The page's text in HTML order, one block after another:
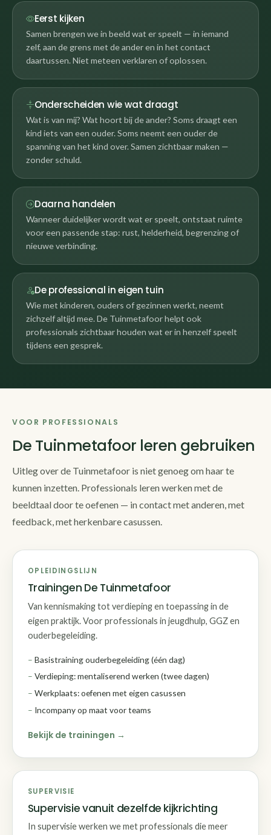
Eerst kijken
Samen brengen we in beeld wat er speelt — in iemand
zelf, aan de grens met de ander en in het contact
daartussen. Niet meteen verklaren of oplossen.
Onderscheiden wie wat draagt
Wat is van mij? Wat hoort bij de ander? Soms draagt een
kind iets van een ouder. Soms neemt een ouder de
spanning van het kind over. Samen zichtbaar maken —
zonder schuld.
Daarna handelen
Wanneer duidelijker wordt wat er speelt, ontstaat ruimte
voor een passende stap: rust, helderheid, begrenzing of
nieuwe verbinding.
De professional in eigen tuin
Wie met kinderen, ouders of gezinnen werkt, neemt
zichzelf altijd mee. De Tuinmetafoor helpt ook
professionals zichtbaar houden wat er in henzelf speelt
tijdens een gesprek.
VOOR PROFESSIONALS
De Tuinmetafoor leren gebruiken
Uitleg over de Tuinmetafoor is niet genoeg om haar te
kunnen inzetten. Professionals leren werken met de
beeldtaal door te oefenen — in contact met anderen, met
feedback, met herkenbare casussen.
OPLEIDINGSLIJN
Trainingen De Tuinmetafoor
Van kennismaking tot verdieping en toepassing in de
eigen praktijk. Voor professionals in jeugdhulp, GGZ en
ouderbegeleiding.
Basistraining ouderbegeleiding (één dag)
Verdieping: mentaliserend werken (twee dagen)
Werkplaats: oefenen met eigen casussen
Incompany op maat voor teams
Bekijk de trainingen
SUPERVISIE
Supervisie vanuit dezelfde kijkrichting
In supervisie werken we met professionals die meer